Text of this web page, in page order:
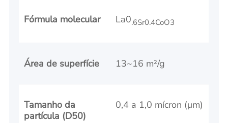
Fórmula molecular La0.6Sr0.4CoO3
Área de superfície 13~16 m²/g
Tamanho da
partícula (D50)
0,4 a 1,0 mícron (μm)